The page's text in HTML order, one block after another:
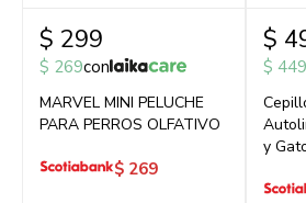
$ 299
$ 269con
MARVEL MINI PELUCHE
PARA PERROS OLFATIVO
$ 269
$
$ 449
y